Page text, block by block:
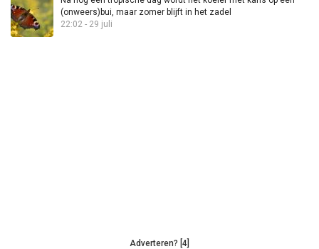
(onweers)bui, maar zomer blijft in het zadel
22:02 - 29 juli
Adverteren? [4]